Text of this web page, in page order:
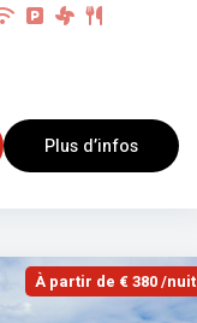
Plus d’infos
À partir de € 380 /nuit